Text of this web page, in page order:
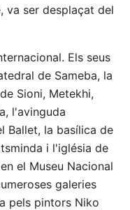
va ser desplaçat del
Els seus
de Sameba, la
Sioni, Metekhi,
l'avinguda
Ballet, la basílica de
i l'iglésia de
el Museu Nacional
galeries
pels pintors Niko